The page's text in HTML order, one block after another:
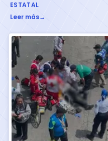
ESTATAL
Leer más→